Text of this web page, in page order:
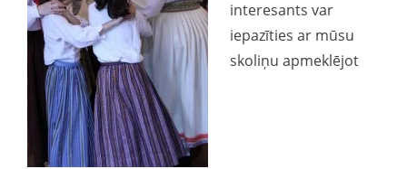
interesants var
iepazīties ar mūsu
skoliņu apmeklējot